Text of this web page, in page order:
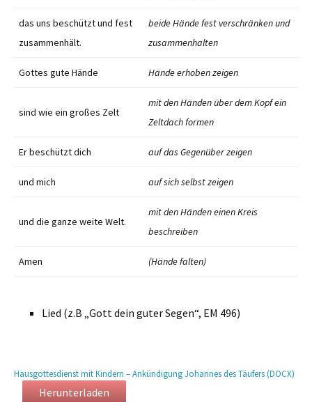
das uns beschützt und fest
zusammenhält.
beide Hände fest verschränken und
zusammenhalten
Gottes gute Hände Hände erhoben zeigen
sind wie ein großes Zelt
mit den Händen über dem Kopf ein
Zeltdach formen
Er beschützt dich auf das Gegenüber zeigen
und mich auf sich selbst zeigen
und die ganze weite Welt.
mit den Händen einen Kreis
beschreiben
Amen (Hände falten)
Lied (z.B „Gott dein guter Segen“, EM 496)
Hausgottesdienst mit Kindern – Ankündigung Johannes des Täufers (DOCX)
Herunterladen